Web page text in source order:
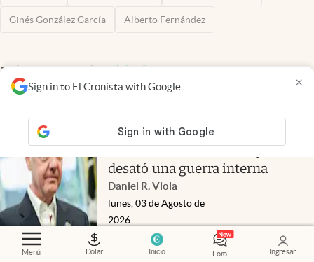
Menú Dolar Inicio Foro Ingresar
Sign in to El Cronista with Google ×
Ginés González García Alberto Fernández
Más noticias de
FIFA y el intento de privatizar el
negocio del Mundial: el proyecto
de u$s 10.000 millones que
desató una guerra interna
Daniel R. Viola
lunes, 03 de Agosto de
2026
Achraf Hakimi, futbolista
español nacionalizado marroquí: